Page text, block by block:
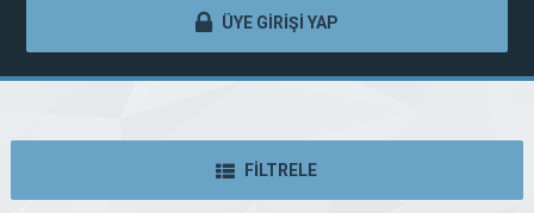
ÜYE GİRİŞİ YAP
FİLTRELE